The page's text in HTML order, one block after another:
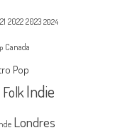
2022 2023 2024
Canada
Pop
Indie
Londres